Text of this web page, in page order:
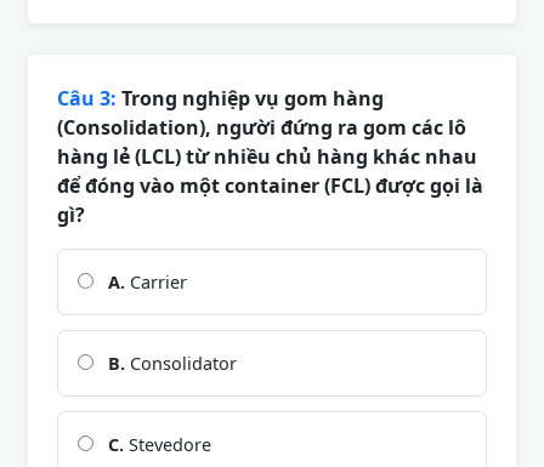
Câu 3: Trong nghiệp vụ gom hàng
(Consolidation), người đứng ra gom các lô
hàng lẻ (LCL) từ nhiều chủ hàng khác nhau
để đóng vào một container (FCL) được gọi là
gì?
A. Carrier
B. Consolidator
C. Stevedore